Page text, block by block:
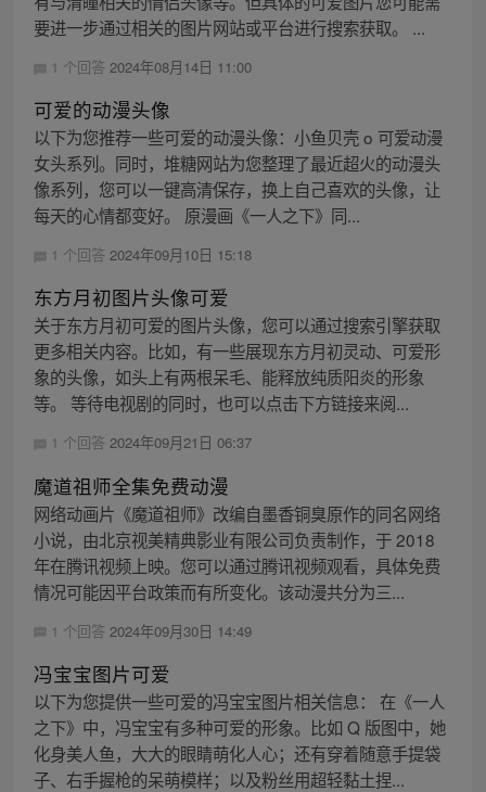
要进一步通过相关的图片网站或平台进行搜索获取。 ...
1 个回答 2024年08月14日 11:00
可爱的动漫头像
以下为您推荐一些可爱的动漫头像：小鱼贝壳 o 可爱动漫
女头系列。同时，堆糖网站为您整理了最近超火的动漫头
像系列，您可以一键高清保存，换上自己喜欢的头像，让
每天的心情都变好。 原漫画《一人之下》同...
1 个回答 2024年09月10日 15:18
东方月初图片头像可爱
关于东方月初可爱的图片头像，您可以通过搜索引擎获取
更多相关内容。比如，有一些展现东方月初灵动、可爱形
象的头像，如头上有两根呆毛、能释放纯质阳炎的形象
等。 等待电视剧的同时，也可以点击下方链接来阅...
1 个回答 2024年09月21日 06:37
魔道祖师全集免费动漫
网络动画片《魔道祖师》改编自墨香铜臭原作的同名网络
小说，由北京视美精典影业有限公司负责制作，于 2018
年在腾讯视频上映。您可以通过腾讯视频观看，具体免费
情况可能因平台政策而有所变化。该动漫共分为三...
1 个回答 2024年09月30日 14:49
冯宝宝图片可爱
以下为您提供一些可爱的冯宝宝图片相关信息： 在《一人
之下》中，冯宝宝有多种可爱的形象。比如 Q 版图中，她
化身美人鱼，大大的眼睛萌化人心；还有穿着随意手提袋
子、右手握枪的呆萌模样；以及粉丝用超轻黏土捏...